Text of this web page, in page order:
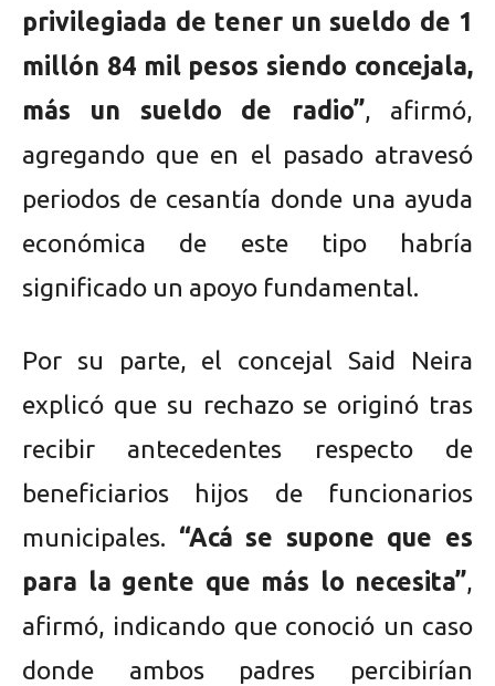
privilegiada de tener un sueldo de 1
millón 84 mil pesos siendo concejala,
más un sueldo de radio”, afirmó,
agregando que en el pasado atravesó
periodos de cesantía donde una ayuda
económica de este tipo habría
significado un apoyo fundamental.
Por su parte, el concejal Said Neira
explicó que su rechazo se originó tras
recibir antecedentes respecto de
beneficiarios hijos de funcionarios
municipales. “Acá se supone que es
para la gente que más lo necesita”,
afirmó, indicando que conoció un caso
donde ambos padres percibirían